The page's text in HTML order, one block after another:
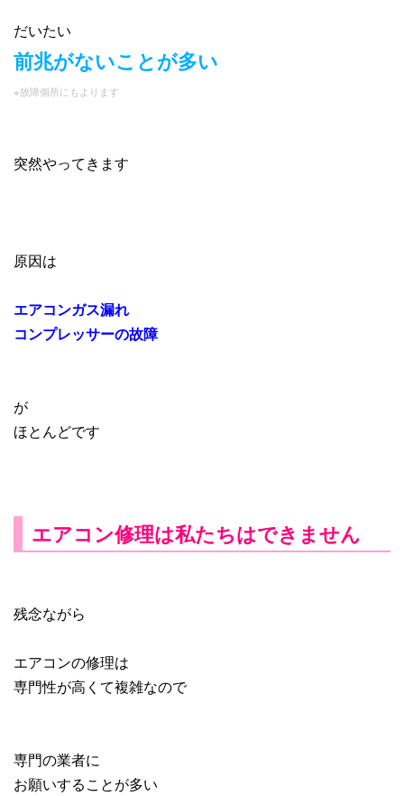
だいたい
前兆がないことが多い
※故障個所にもよります
突然やってきます
原因は
エアコンガス漏れ
コンプレッサーの故障
が
ほとんどです
エアコン修理は私たちはできません
残念ながら
エアコンの修理は
専門性が高くて複雑なので
専門の業者に
お願いすることが多い